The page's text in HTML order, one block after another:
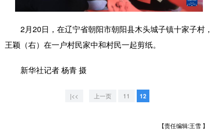
彩票 娱乐 时尚
2月20日，在辽宁省朝阳市朝阳县木头城子镇十家子村，
王颖（右）在一户村民家中和村民一起剪纸。
新华社记者 杨青 摄
|<< 上一页 11 12
【责任编辑:王雪 】